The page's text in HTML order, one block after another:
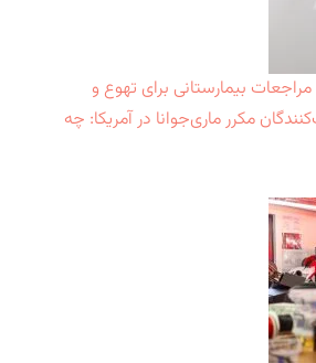
بیمارستانی برای تهوع و
مکرر ماری‌جوانا در آمریکا: چه